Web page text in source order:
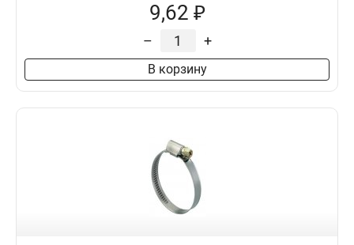
9,62 ₽
– +
В корзину